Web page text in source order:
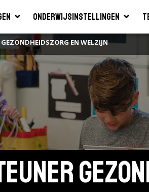
Onderwijsinstellingen
EN WELZIJN